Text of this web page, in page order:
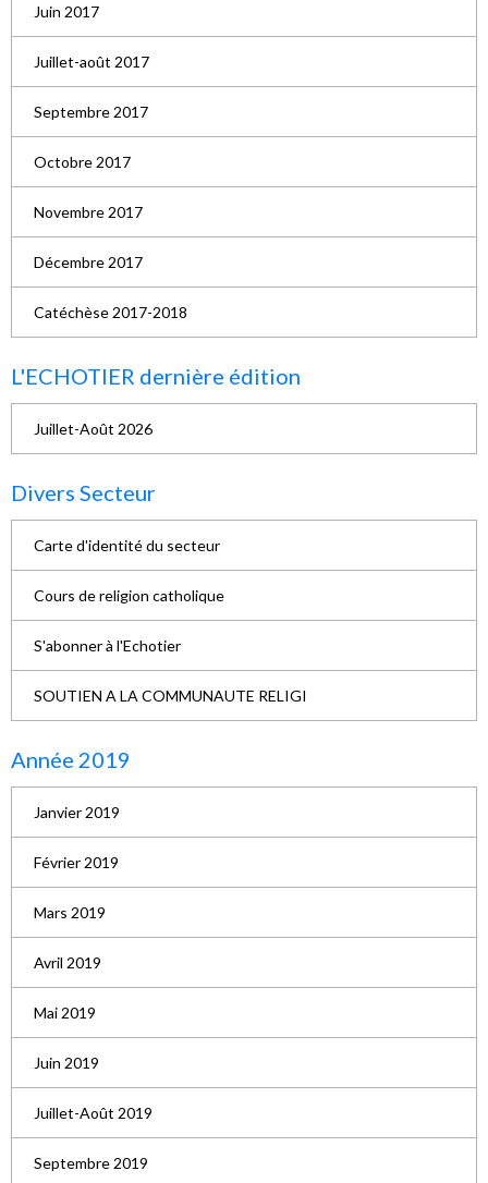
Juin 2017
Juillet-août 2017
Septembre 2017
Octobre 2017
Novembre 2017
Décembre 2017
Catéchèse 2017-2018
L'ECHOTIER dernière édition
Juillet-Août 2026
Divers Secteur
Carte d'identité du secteur
Cours de religion catholique
S'abonner à l'Echotier
SOUTIEN A LA COMMUNAUTE RELIGI
Année 2019
Janvier 2019
Février 2019
Mars 2019
Avril 2019
Mai 2019
Juin 2019
Juillet-Août 2019
Septembre 2019